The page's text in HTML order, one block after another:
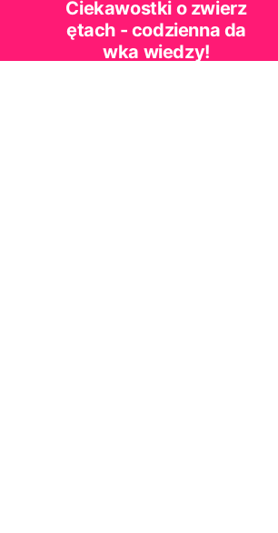
Ciekawostki o zwierz
ętach - codzienna da
wka wiedzy!